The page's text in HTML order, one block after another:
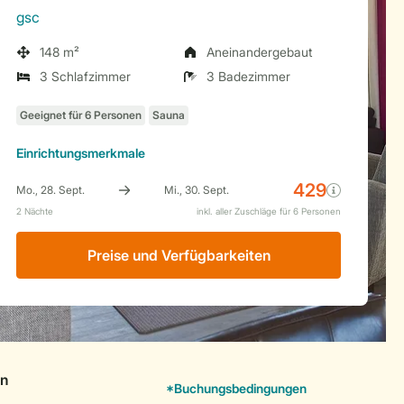
gsc
148 m²
Aneinandergebaut
3 Schlafzimmer
3 Badezimmer
Einrichtungsmerkmale
Preise und Verfügbarkeiten